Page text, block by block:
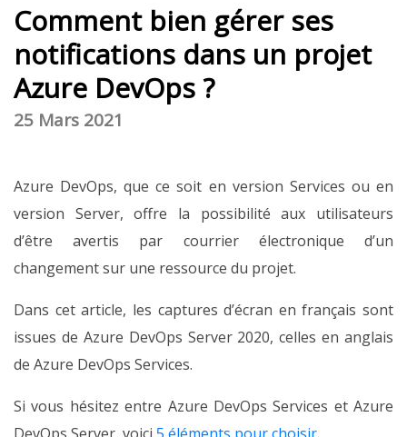
Comment bien gérer ses
notifications dans un projet
Azure DevOps ?
25 Mars 2021
Azure DevOps, que ce soit en version Services ou en
version Server, offre la possibilité aux utilisateurs
d’être avertis par courrier électronique d’un
changement sur une ressource du projet.
Dans cet article, les captures d’écran en français sont
issues de Azure DevOps Server 2020, celles en anglais
de Azure DevOps Services.
Si vous hésitez entre Azure DevOps Services et Azure
DevOps Server, voici 5 éléments pour choisir.